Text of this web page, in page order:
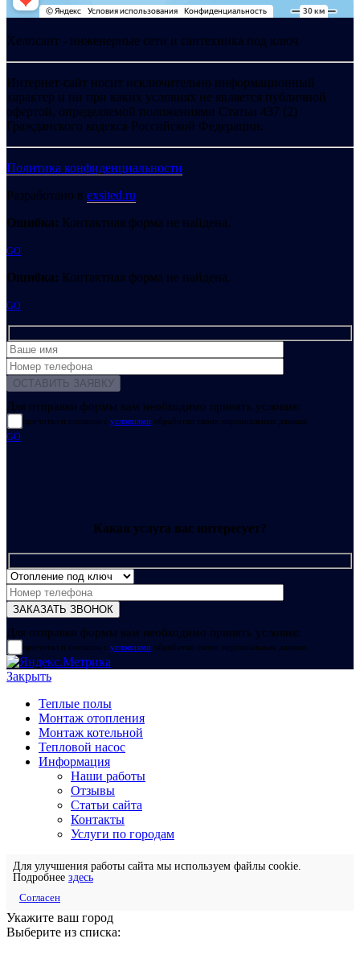
Хелпсант - инженерные сети и сантехника под ключ
Интернет-сайт носит исключительно информационный
характер и ни при каких условиях не является публичной
офертой, определяемой положениями Статьи 437 (2)
Гражданского кодекса Российской Федерации.
Политика конфиденциальности
Разработано в exsited.ru
Ошибка: Контактная форма не найдена.
GO
Ошибка: Контактная форма не найдена.
GO
Для отправки формы вам необходимо принять условия:
прочитал и согласен с условиями обработки своих персональных данных
GO
Какая услуга вас интересует?
Для отправки формы вам необходимо принять условия:
прочитал и согласен с условиями обработки своих персональных данных
Закрыть
Теплые полы
Монтаж отопления
Монтаж котельной
Тепловой насос
Информация
Наши работы
Отзывы
Статьи сайта
Контакты
Услуги по городам
Для улучшения работы сайта мы используем файлы cookie.
Подробнее здесь
Согласен
Укажите ваш город
Выберите из списка: